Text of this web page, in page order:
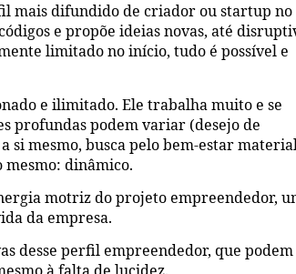
mais difundido de criador ou startup no
e propõe ideias novas, até
limitado no início, tudo é possível e
e ilimitado. Ele trabalha muito e se
profundas podem variar (desejo de
si mesmo, busca pelo bem-estar
mesmo: dinâmico.
motriz do projeto empreendedor,
da empresa.
desse perfil empreendedor, que